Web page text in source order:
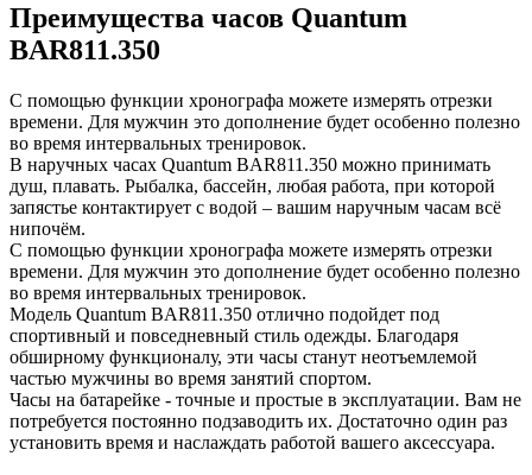
Преимущества часов Quantum
BAR811.350
С помощью функции хронографа можете измерять отрезки
времени. Для мужчин это дополнение будет особенно полезно
во время интервальных тренировок.
В наручных часах Quantum BAR811.350 можно принимать
душ, плавать. Рыбалка, бассейн, любая работа, при которой
запястье контактирует с водой – вашим наручным часам всё
нипочём.
С помощью функции хронографа можете измерять отрезки
времени. Для мужчин это дополнение будет особенно полезно
во время интервальных тренировок.
Модель Quantum BAR811.350 отлично подойдет под
спортивный и повседневный стиль одежды. Благодаря
обширному функционалу, эти часы станут неотъемлемой
частью мужчины во время занятий спортом.
Часы на батарейке - точные и простые в эксплуатации. Вам не
потребуется постоянно подзаводить их. Достаточно один раз
установить время и наслаждать работой вашего аксессуара.